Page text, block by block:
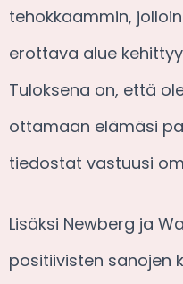
tehokkaammin,
erottava alue
Tuloksena on, että
ottamaan elämäsi
tiedostat vastuusi
Lisäksi Newberg ja
positiivisten sanojen